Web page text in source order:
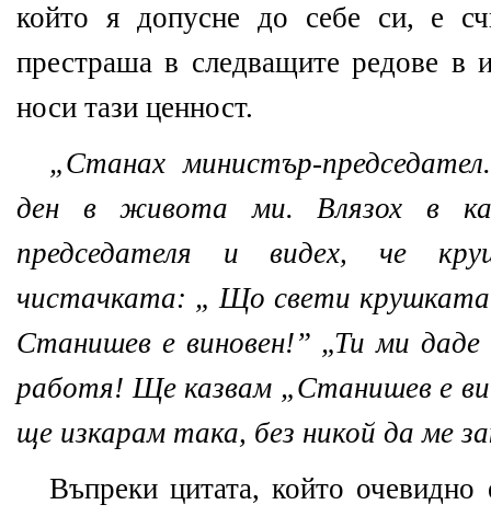
който я допусне до себе си, е
престраша в следващите редове в
носи тази ценност.
„Станах министър-
ден в живота ми. Влязох в
председателя и видех, че
чистачката: „ Що свети
Станишев е виновен!” „Ти ми
работя! Ще казвам „Станишев е
ще изкарам така, без никой да ме
Въпреки цитата, който